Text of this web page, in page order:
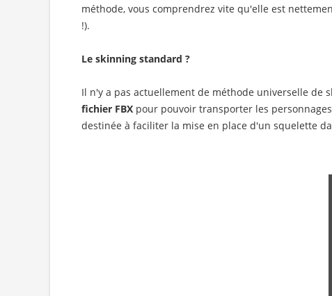
méthode, vous comprendrez vite qu'elle est
!).
Le skinning standard ?
Il n'y a pas actuellement de méthode universelle de
fichier FBX pour pouvoir transporter les
destinée à faciliter la mise en place d'un squelette